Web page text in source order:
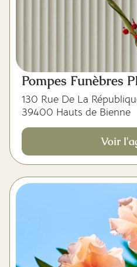
Pompes Funèbres
130 Rue De La
39400 Hauts de Bienne
Voir